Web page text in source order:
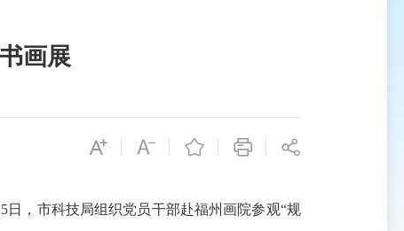
画展
，市科技局组织党员干部赴福州画院参观“规